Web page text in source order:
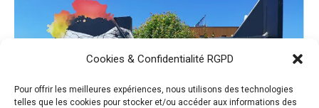
Cookies & Confidentialité RGPD
Pour offrir les meilleures expériences, nous utilisons des technologies
telles que les cookies pour stocker et/ou accéder aux informations des